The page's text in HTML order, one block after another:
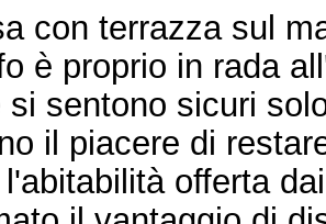
con terrazza sul
è proprio in rada
si sentono sicuri
il piacere di
offerta